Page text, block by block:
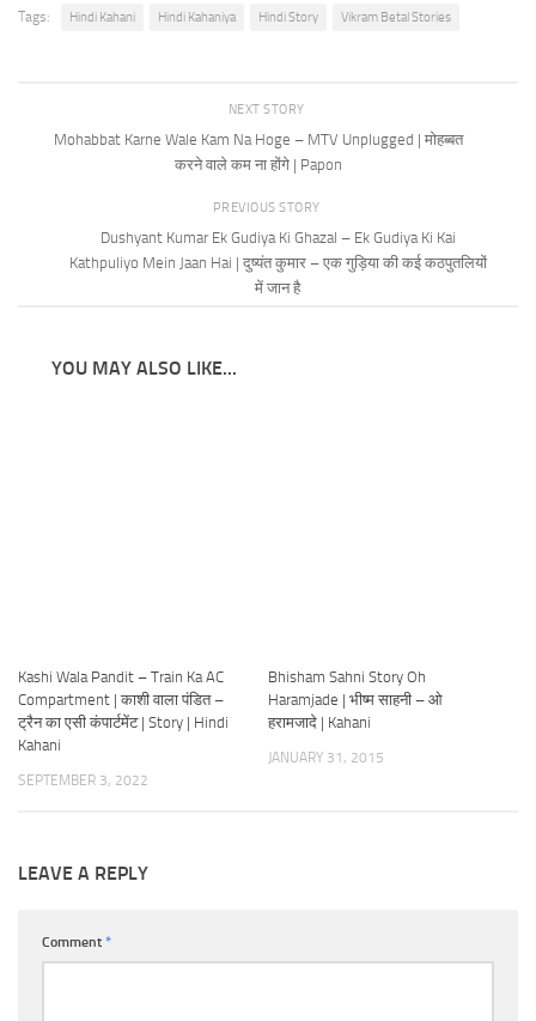
Tags: Hindi Kahani Hindi Kahaniya Hindi Story Vikram Betal Stories
NEXT STORY
Mohabbat Karne Wale Kam Na Hoge – MTV Unplugged | मोहब्बत
करने वाले कम ना होंगे | Papon
PREVIOUS STORY
Dushyant Kumar Ek Gudiya Ki Ghazal – Ek Gudiya Ki Kai
Kathpuliyo Mein Jaan Hai | दुष्यंत कुमार – एक गुड़िया की कई कठपुतलियों
में जान है
YOU MAY ALSO LIKE...
Kashi Wala Pandit – Train Ka AC
Compartment | काशी वाला पंडित –
ट्रैन का एसी कंपार्टमेंट | Story | Hindi
Kahani
SEPTEMBER 3, 2022
Bhisham Sahni Story Oh
Haramjade | भीष्म साहनी – ओ
हरामजादे | Kahani
JANUARY 31, 2015
LEAVE A REPLY
Comment *